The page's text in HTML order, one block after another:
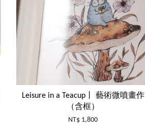
Leisure in a Teacup丨 藝術微噴畫作
（含框）
NT$ 1,800